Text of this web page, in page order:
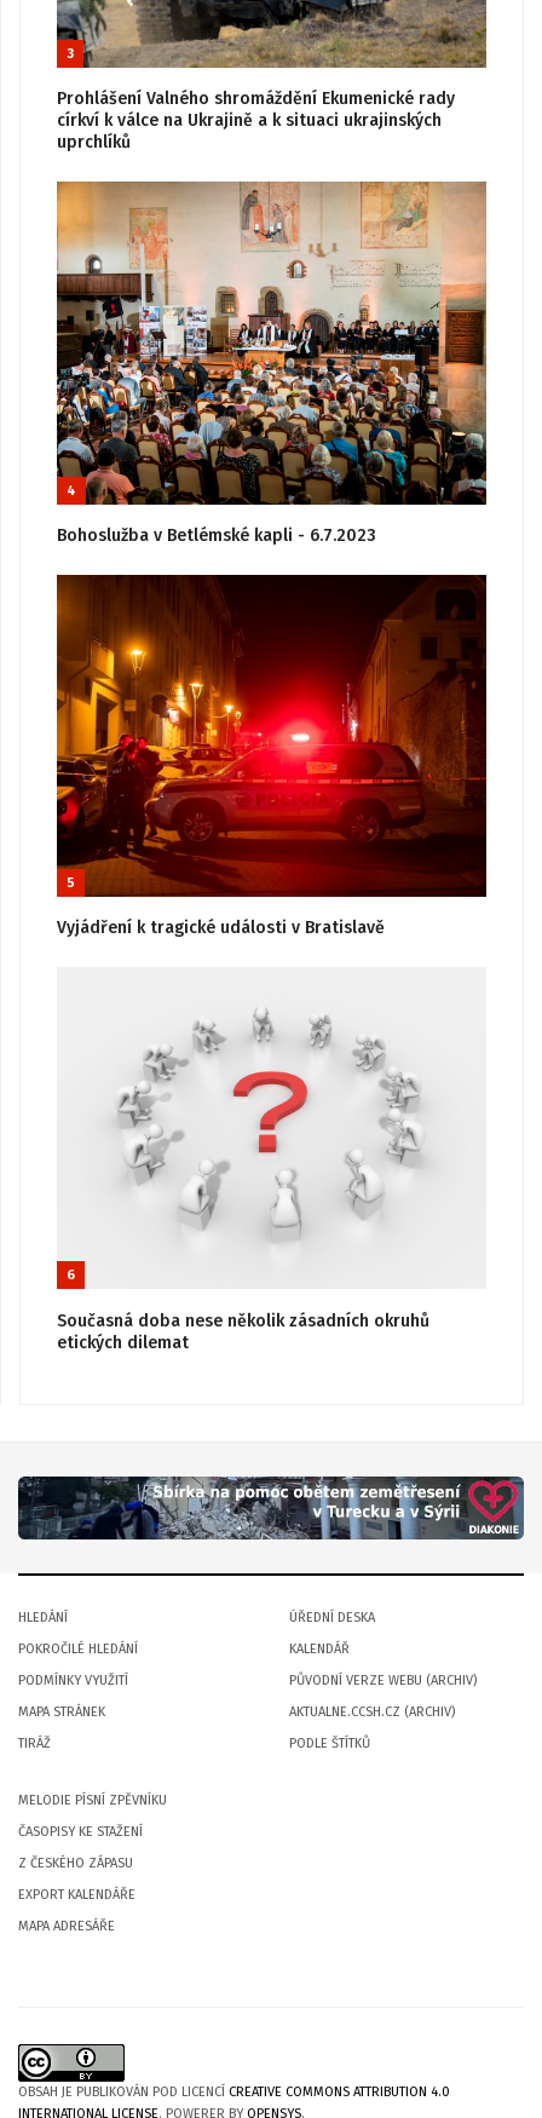
3
Prohlášení Valného shromáždění Ekumenické rady
církví k válce na Ukrajině a k situaci ukrajinských
uprchlíků
4
Bohoslužba v Betlémské kapli - 6.7.2023
5
Vyjádření k tragické události v Bratislavě
6
Současná doba nese několik zásadních okruhů
etických dilemat
HLEDÁNÍ
POKROČILÉ HLEDÁNÍ
PODMÍNKY VYUŽITÍ
MAPA STRÁNEK
TIRÁŽ
ÚŘEDNÍ DESKA
KALENDÁŘ
PŮVODNÍ VERZE WEBU (ARCHIV)
AKTUALNE.CCSH.CZ (ARCHIV)
PODLE ŠTÍTKŮ
MELODIE PÍSNÍ ZPĚVNÍKU
ČASOPISY KE STAŽENÍ
Z ČESKÉHO ZÁPASU
EXPORT KALENDÁŘE
MAPA ADRESÁŘE
OBSAH JE PUBLIKOVÁN POD LICENCÍ CREATIVE COMMONS ATTRIBUTION 4.0
INTERNATIONAL LICENSE. POWERER BYOPENSYS.